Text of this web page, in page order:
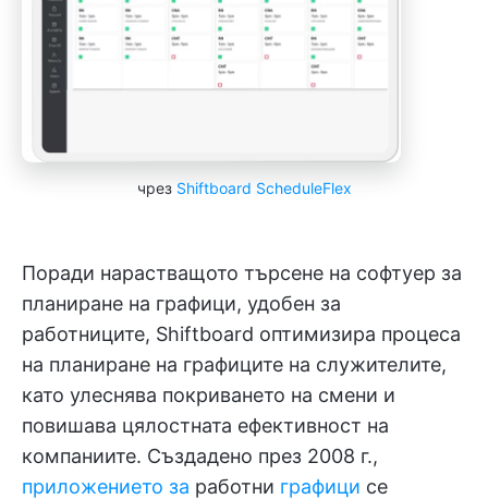
чрез Shiftboard ScheduleFlex
Поради нарастващото търсене на софтуер за
планиране на графици, удобен за
работниците, Shiftboard оптимизира процеса
на планиране на графиците на служителите,
като улеснява покриването на смени и
повишава цялостната ефективност на
компаниите. Създадено през 2008 г.,
приложението за работни графици се